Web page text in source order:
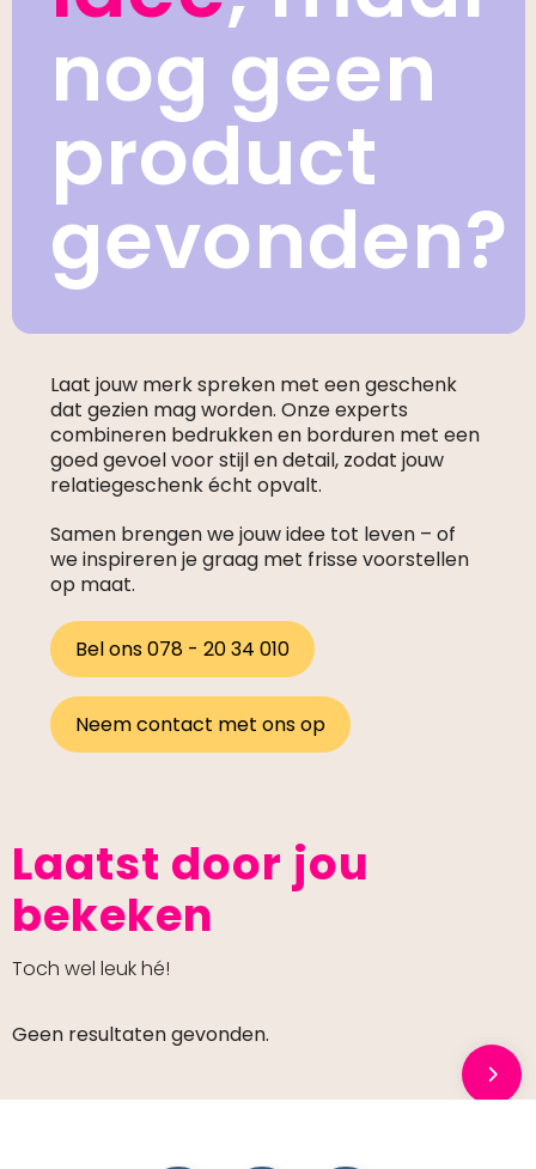
nog geen
product
gevonden?
Laat jouw merk spreken met een geschenk
dat gezien mag worden. Onze experts
combineren bedrukken en borduren met een
goed gevoel voor stijl en detail, zodat jouw
relatiegeschenk écht opvalt.
Samen brengen we jouw idee tot leven – of
we inspireren je graag met frisse voorstellen
op maat.
Bel ons 078 - 20 34 010
Neem contact met ons op
Laatst door jou
bekeken
Toch wel leuk hé!
Geen resultaten gevonden.